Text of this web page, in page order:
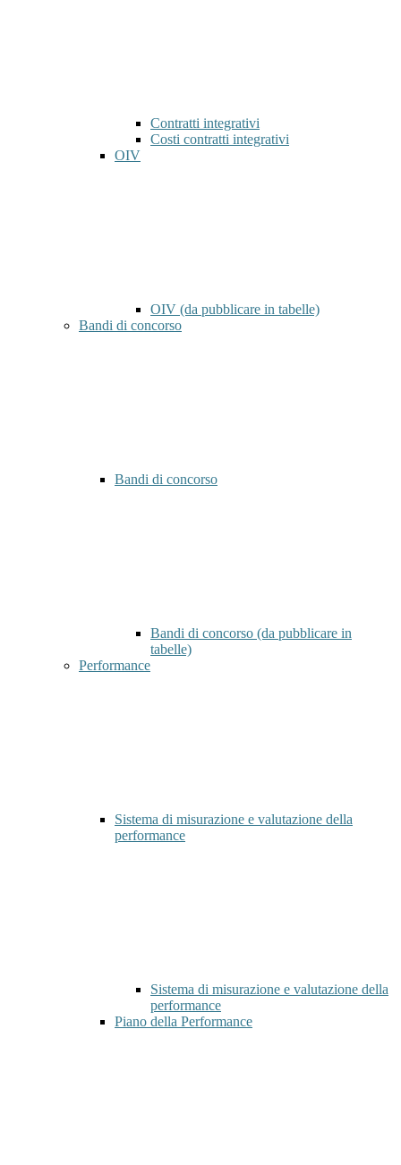
Contratti integrativi
Costi contratti integrativi
OIV
OIV (da pubblicare in tabelle)
Bandi di concorso
Bandi di concorso
Bandi di concorso (da pubblicare in
tabelle)
Performance
Sistema di misurazione e valutazione della
performance
Sistema di misurazione e valutazione della
performance
Piano della Performance